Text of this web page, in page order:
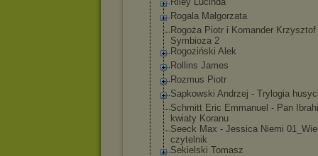
Rogala Małgorzata
Rogoża Piotr i Komander Krzysztof
Symbioza 2
Rogoziński Alek
Rollins James
Rozmus Piotr
Sapkowski Andrzej - Trylogia
Schmitt Eric Emmanuel - Pan
kwiaty Koranu
Seeck Max - Jessica Niemi
czytelnik
Sekielski Tomasz